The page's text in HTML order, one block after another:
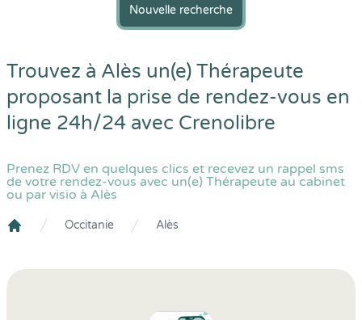
Nouvelle recherche
Trouvez à Alès un(e) Thérapeute
proposant la prise de rendez-vous en
ligne 24h/24 avec Crenolibre
Prenez RDV en quelques clics et recevez un rappel sms
de votre rendez-vous avec un(e) Thérapeute au cabinet
ou par visio à Alès
Occitanie Alès